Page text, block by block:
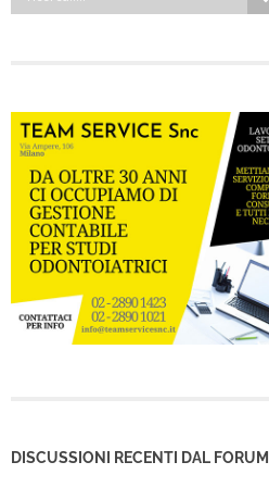
DISCUSSIONI RECENTI DAL FORUM